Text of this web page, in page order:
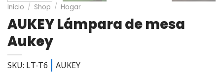
Inicio / Shop / Hogar
AUKEY Lámpara de mesa
Aukey
SKU: LT-T6 AUKEY